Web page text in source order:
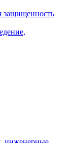
защищенность